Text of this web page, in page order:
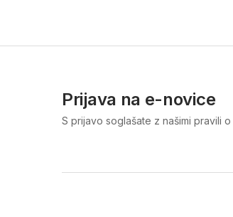
Prijava na e-novice
S prijavo soglašate z našimi pravili o